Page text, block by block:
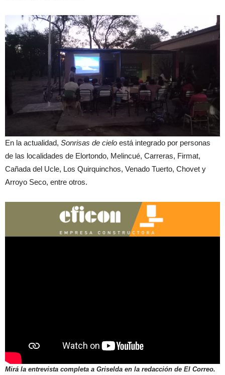
En la actualidad, Sonrisas de cielo está integrado por personas
de las localidades de Elortondo, Melincué, Carreras, Firmat,
Cañada del Ucle, Los Quirquinchos, Venado Tuerto, Chovet y
Arroyo Seco, entre otros.
Mirá la entrevista completa a Griselda en la redacción de El Correo.